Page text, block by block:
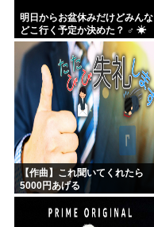
明日からお盆休みだけどみんな
どこ行く予定か決めた？ ‍♂ ☀
【作曲】これ聞いてくれたら
5000円あげる